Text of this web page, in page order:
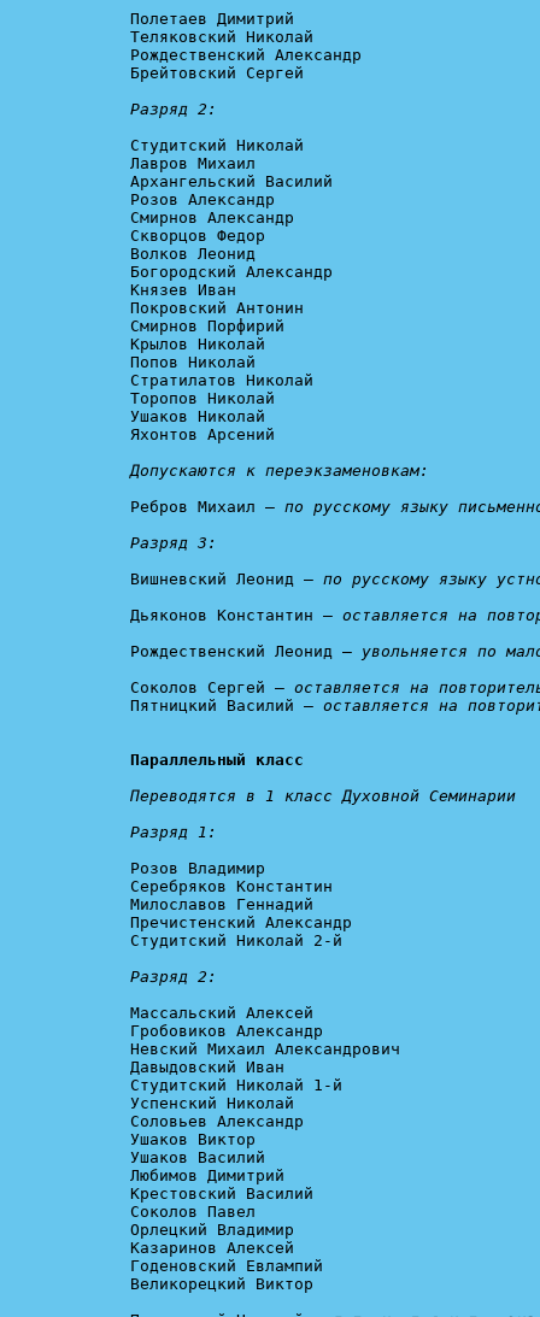
Полетаев Димитрий
Теляковский Николай
Рождественский Александр
Брейтовский Сергей
Разряд 2:
Студитский Николай
Лавров Михаил
Архангельский Василий
Розов Александр
Смирнов Александр
Скворцов Федор
Волков Леонид
Богородский Александр
Князев Иван
Покровский Антонин
Смирнов Порфирий
Крылов Николай
Попов Николай
Стратилатов Николай
Торопов Николай
Ушаков Николай
Яхонтов Арсений
Допускаются к переэкзаменовкам:
Ребров Михаил — по русскому языку
Разряд 3:
Вишневский Леонид — по русскому языку
Дьяконов Константин — оставляется на
Рождественский Леонид — увольняется по
Соколов Сергей — оставляется на
Пятницкий Василий — оставляется на
Параллельный класс
Переводятся в 1 класс Духовной Семинарии
Разряд 1:
Розов Владимир
Серебряков Константин
Милославов Геннадий
Пречистенский Александр
Студитский Николай 2-й
Разряд 2:
Массальский Алексей
Гробовиков Александр
Невский Михаил Александрович
Давыдовский Иван
Студитский Николай 1-й
Успенский Николай
Соловьев Александр
Ушаков Виктор
Ушаков Василий
Любимов Димитрий
Крестовский Василий
Соколов Павел
Орлецкий Владимир
Казаринов Алексей
Годеновский Евлампий
Великорецкий Виктор